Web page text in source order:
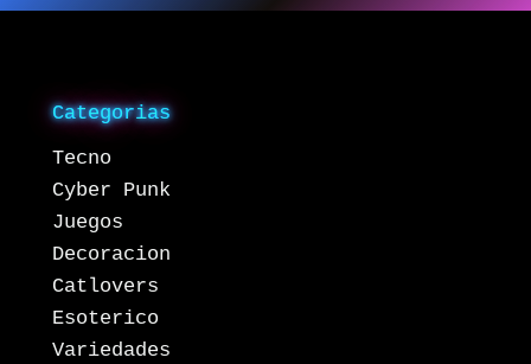
Categorias
Tecno
Cyber Punk
Juegos
Decoracion
Catlovers
Esoterico
Variedades